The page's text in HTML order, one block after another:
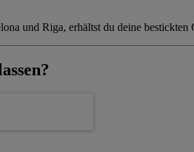
und Riga, erhältst du deine bestickten